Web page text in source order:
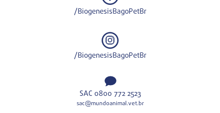
/BiogenesisBagoPetBr
/BiogenesisBagoPetBr
SAC 0800 772 2523
sac@mundoanimal.vet.br